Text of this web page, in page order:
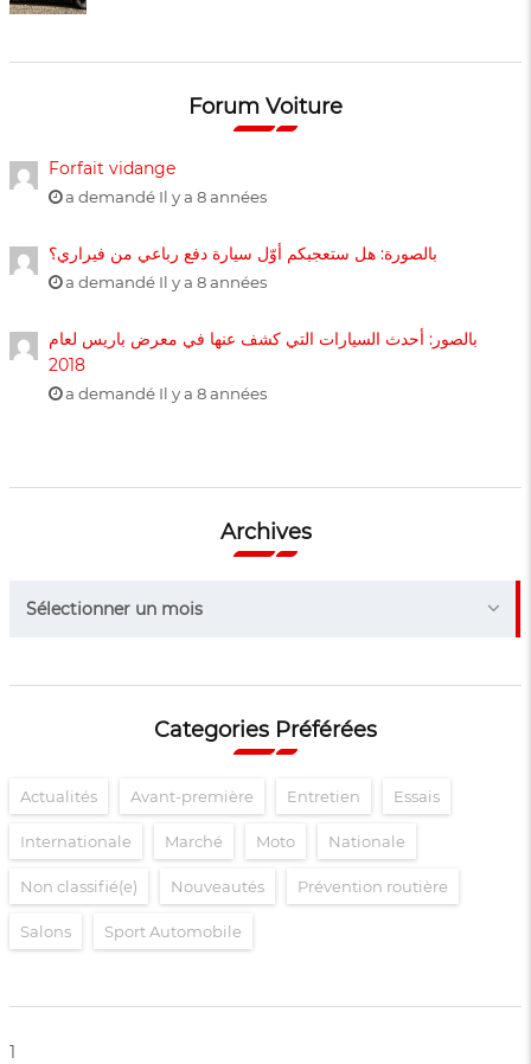
Forum Voiture
Forfait vidange
a demandé Il y a 8 années
بالصورة: هل ستعجبكم أوّل سيارة دفع رباعي من فيراري؟
a demandé Il y a 8 années
بالصور: أحدث السيارات التي كشف عنها في معرض باريس لعام
2018
a demandé Il y a 8 années
Archives
Sélectionner un mois
Categories Préférées
Actualités Avant-première Entretien Essais
Internationale Marché Moto Nationale
Non classifié(e) Nouveautés Prévention routière
Salons Sport Automobile
1